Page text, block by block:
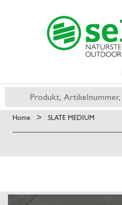
Home > SLATE MEDIUM